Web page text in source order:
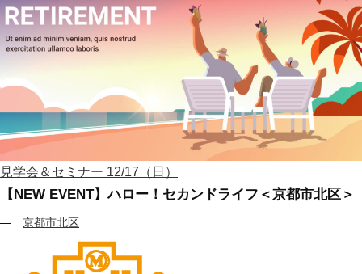
見学会＆セミナー 12/17（日）
【NEW EVENT】ハロー！セカンドライフ＜京都市北区＞
京都市北区